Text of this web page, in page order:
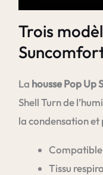
Trois
La housse Pop Up
Shell Turn de
la condensation et
Compatible
Tissu